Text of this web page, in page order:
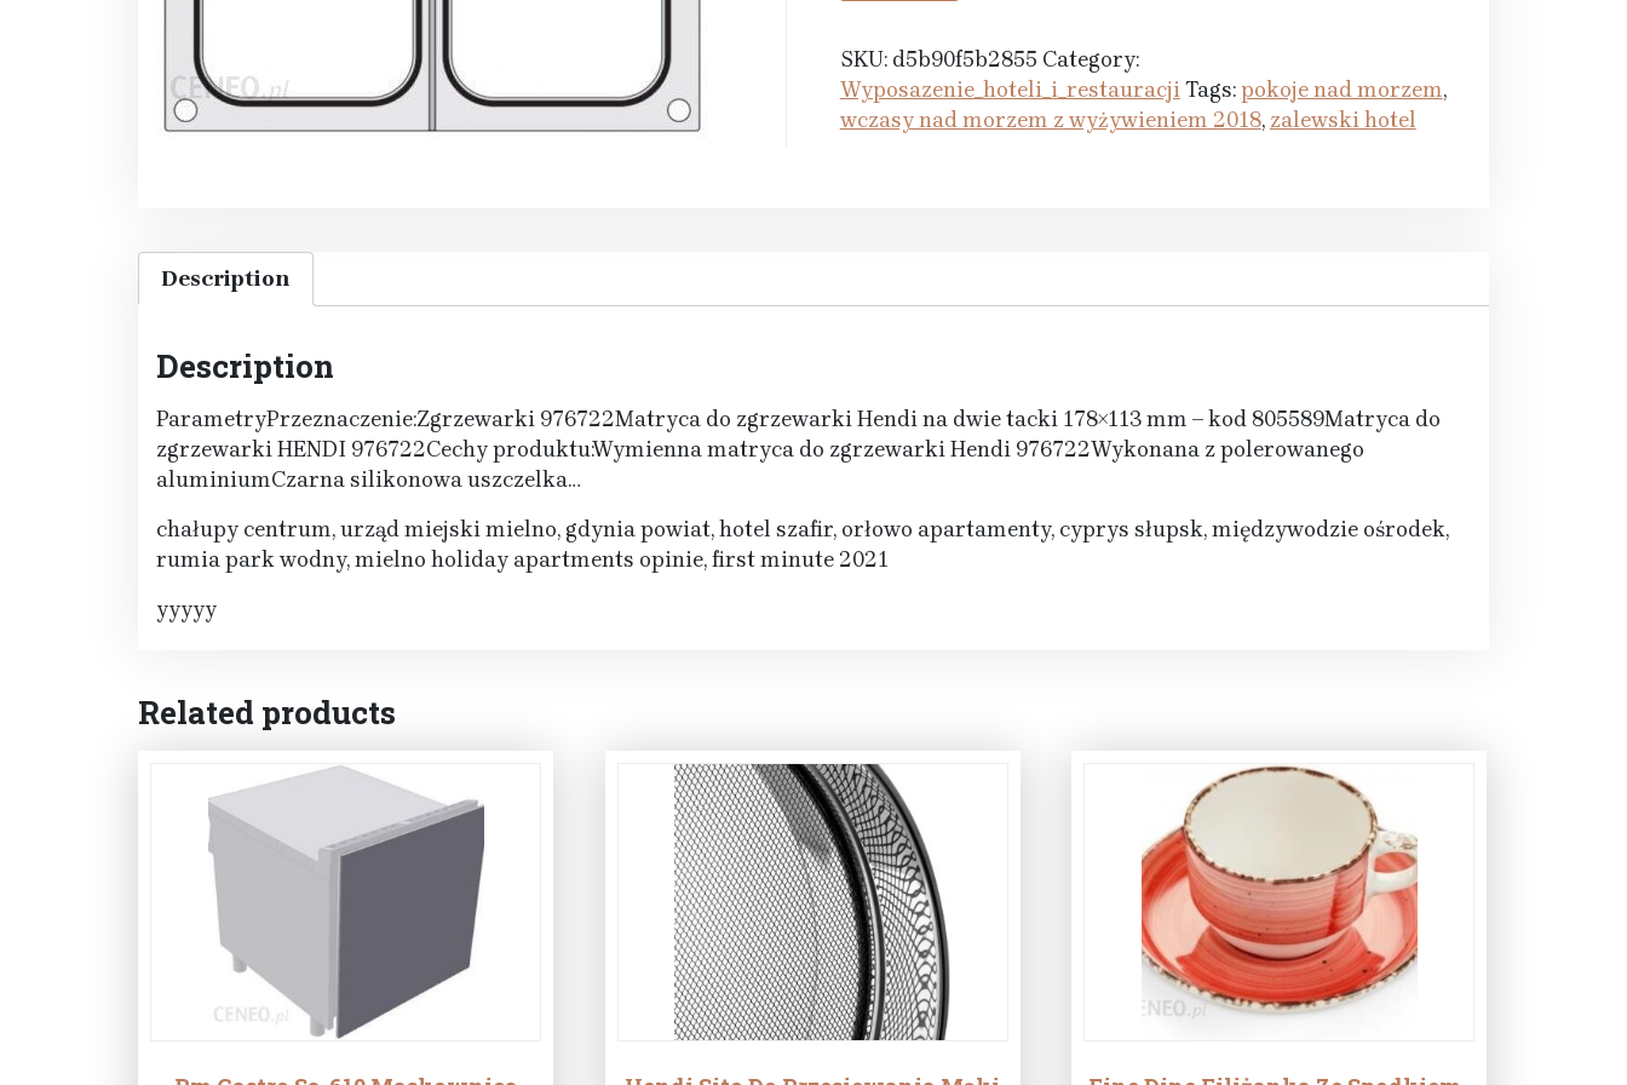
SKU: d5b90f5b2855 Category:
Wyposazenie_hoteli_i_restauracjiTags:pokoje nad morzem,
wczasy nad morzem z wyżywieniem 2018, zalewski hotel
Description
Description
ParametryPrzeznaczenie:Zgrzewarki 976722Matryca do zgrzewarki Hendi na dwie tacki 178×113 mm – kod 805589Matryca do
zgrzewarki HENDI 976722Cechy produktu:Wymienna matryca do zgrzewarki Hendi 976722Wykonana z polerowanego
aluminiumCzarna silikonowa uszczelka…
chałupy centrum, urząd miejski mielno, gdynia powiat, hotel szafir, orłowo apartamenty, cyprys słupsk, międzywodzie ośrodek,
rumia park wodny, mielno holiday apartments opinie, first minute 2021
yyyyy
Related products